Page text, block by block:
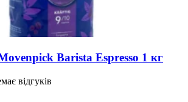
Barista Espresso 1 кг
відгуків